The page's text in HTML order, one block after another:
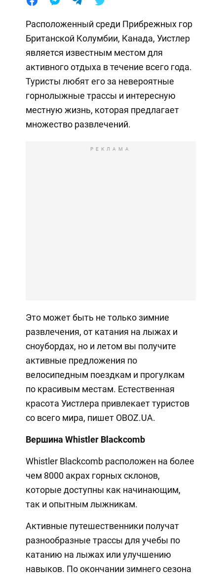
Расположенный среди Прибрежных гор
Британской Колумбии, Канада, Уистлер
является известным местом для
активного отдыха в течение всего года.
Туристы любят его за невероятные
горнолыжные трассы и интересную
местную жизнь, которая предлагает
множество развлечений.
РЕКЛАМА
Это может быть не только зимние
развлечения, от катания на лыжах и
сноубордах, но и летом вы получите
активные предложения по
велосипедным поездкам и прогулкам
по красивым местам. Естественная
красота Уистлера привлекает туристов
со всего мира, пишет OBOZ.UA.
Вершина Whistler Blackcomb
Whistler Blackcomb расположен на более
чем 8000 акрах горных склонов,
которые доступны как начинающим,
так и опытным лыжникам.
Активные путешественники получат
разнообразные трассы для учебы по
катанию на лыжах или улучшению
навыков. По окончании зимнего сезона